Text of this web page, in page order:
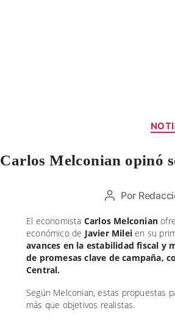
Carlos Melconian opinó
Autor
la
entrada
Por
El economista Carlos Melconian
económico de Javier Milei en su
avances en la estabilidad fiscal y
de promesas clave de campaña,
Central.
Según Melconian, estas propuestas
más que objetivos realistas.